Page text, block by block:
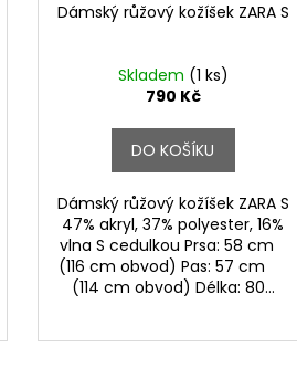
Dámský růžový kožíšek ZARA S
Skladem (1 ks)
790 Kč
DO KOŠÍKU
Dámský růžový kožíšek ZARA S
47% akryl, 37% polyester, 16%
vlna S cedulkou Prsa: 58 cm
(116 cm obvod) Pas: 57 cm
(114 cm obvod) Délka: 80...